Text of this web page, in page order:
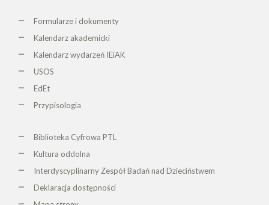
Formularze i dokumenty
Kalendarz akademicki
Kalendarz wydarzeń IEiAK
USOS
EdEt
Przypisologia
Biblioteka Cyfrowa PTL
Kultura oddolna
Interdyscyplinarny Zespół Badań nad Dzieciństwem
Deklaracja dostępności